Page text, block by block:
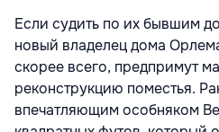
Если судить по их бывшим
новый владелец дома
скорее всего, предпримут
реконструкцию поместья.
впечатляющим особняком